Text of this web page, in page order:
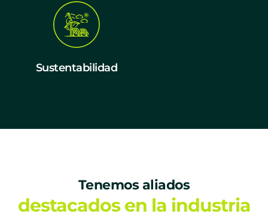
Sustentabilidad
Tenemos aliados
destacados en la industria